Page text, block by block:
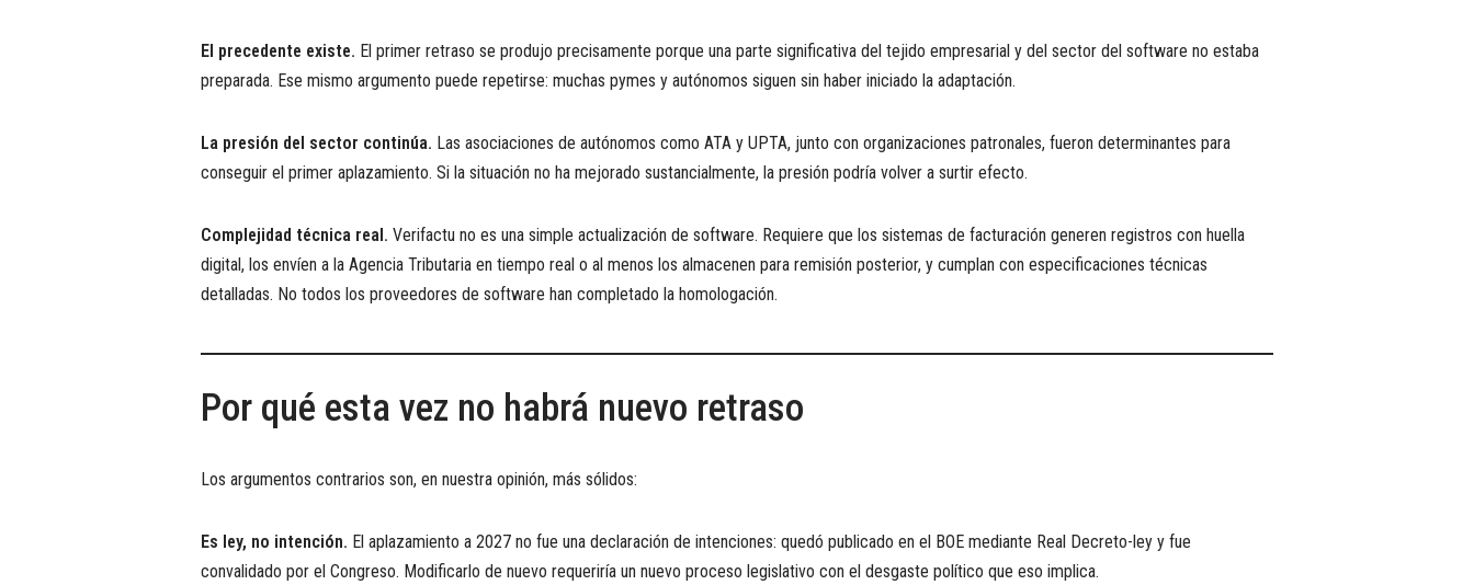
El precedente existe. El primer retraso se produjo precisamente porque una parte significativa del tejido empresarial y del sector del software no estaba
preparada. Ese mismo argumento puede repetirse: muchas pymes y autónomos siguen sin haber iniciado la adaptación.
La presión del sector continúa. Las asociaciones de autónomos como ATA y UPTA, junto con organizaciones patronales, fueron determinantes para
conseguir el primer aplazamiento. Si la situación no ha mejorado sustancialmente, la presión podría volver a surtir efecto.
Complejidad técnica real. Verifactu no es una simple actualización de software. Requiere que los sistemas de facturación generen registros con huella
digital, los envíen a la Agencia Tributaria en tiempo real o al menos los almacenen para remisión posterior, y cumplan con especificaciones técnicas
detalladas. No todos los proveedores de software han completado la homologación.
Por qué esta vez no habrá nuevo retraso
Los argumentos contrarios son, en nuestra opinión, más sólidos:
Es ley, no intención. El aplazamiento a 2027 no fue una declaración de intenciones: quedó publicado en el BOE mediante Real Decreto-ley y fue
convalidado por el Congreso. Modificarlo de nuevo requeriría un nuevo proceso legislativo con el desgaste político que eso implica.